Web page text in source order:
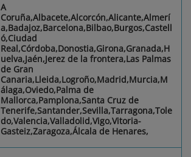
A
Coruña,Albacete,Alcorcón,Alicante,Almerí
a,Badajoz,Barcelona,Bilbao,Burgos,Castell
ó,Ciudad
Real,Córdoba,Donostia,Girona,Granada,H
uelva,Jaén,Jerez de la frontera,Las Palmas
de Gran
Canaria,Lleida,Logroño,Madrid,Murcia,M
álaga,Oviedo,Palma de
Mallorca,Pamplona,Santa Cruz de
Tenerife,Santander,Sevilla,Tarragona,Tole
do,Valencia,Valladolid,Vigo,Vitoria-
Gasteiz,Zaragoza,Álcala de Henares,